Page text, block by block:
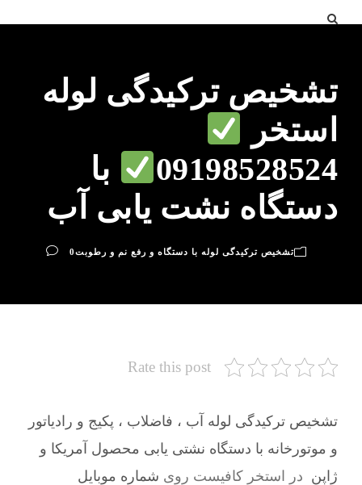
تشخیص ترکیدگی لوله
استخر
09198528524
با
دستگاه نشت یابی آب
تشخیص ترکیدگی لوله با دستگاه و رفع نم و رطوبت0
Rate this post
تشخیص ترکیدگی لوله آب ، فاضلاب ، پکیج و رادیاتور
و موتورخانه با دستگاه نشتی یابی محصول آمریکا و
ژاپن در استخر کافیست روی شماره موبایل